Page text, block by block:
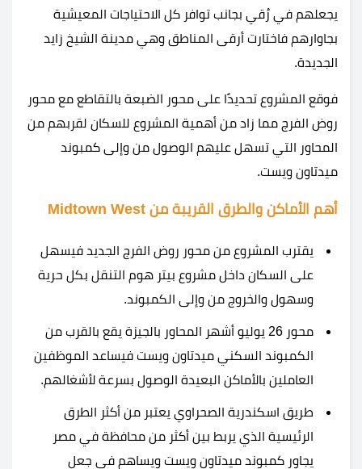
يجعلهم في رُقي بجانب توافر كل الاحتياجات المعيشية
بجاوارهم فاختارت أرقى المناطق وهي مدينة الشيخ زايد
الجديدة.
فوقع المشروع تحديدًا على محور الضبعة بالتقاطع مع محور
روض الفرج مما زاد من أهمية المشروع للسكان لقربهم من
المحاور التي تسهل عليهم الوصول من وإلى كمبوند
ميدتاون ويست.
أهم الأماكن والطرق القريبة من Midtown West
يقترب المشروع من محور روض الفرج الجديد فيسهل
على السكان داخل مشروع بيتر هوم التنقل بكل حرية
وسهول والخروج من وإلى الكمبوند.
محور 26 يوليو أشهر المحاور بالجيزة يقع بالقرب من
الكمبوند السكني ميدتاون ويست فيساعد الموظفين
العاملين بالأماكن البعيدة الوصول بسرعة لأشغالهم.
طريق اسكندرية الصحراوي يعتبر من أكثر الطرق
الرئيسية الذي يربط بين أكثر من محافظة في مصر
يجاور كمبوند ميدتاون ويست ويساهم في جعل